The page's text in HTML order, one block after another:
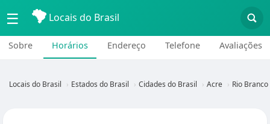
☰ Locais do Brasil
Sobre Horários Endereço Telefone Avaliações
Locais do Brasil Estados do Brasil Cidades do Brasil Acre Rio Branco